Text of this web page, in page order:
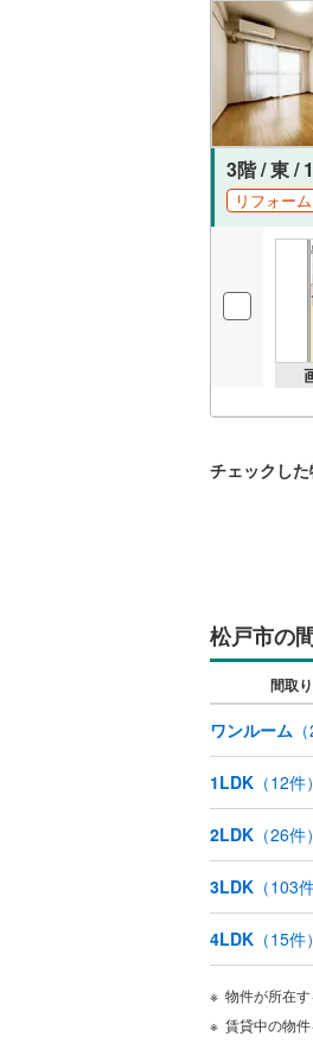
3階 / 東 /
リフォーム
チェックし
松戸市の
間取
ワンルーム （
1LDK （12件）
2LDK （26件）
3LDK （103
4LDK （15件）
物件が所在
賃貸中の物件